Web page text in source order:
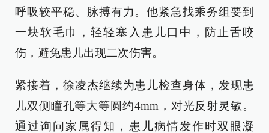
呼吸较平稳、脉搏有力。他紧急找乘务组要到
一块软毛巾，轻轻塞入患儿口中，防止舌咬
伤，避免患儿出现二次伤害。
紧接着，徐凌杰继续为患儿检查身体，发现患
儿双侧瞳孔等大等圆约4mm，对光反射灵敏。
通过询问家属得知，患儿病情发作时双眼凝